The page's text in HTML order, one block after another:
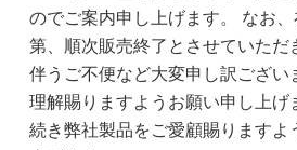
のでご案内申し上げます。 なお
第、順次販売終了とさせていただ
伴うご不便など大変申し訳ござい
理解賜りますようお願い申し上げ
続き弊社製品をご愛顧賜りますよ